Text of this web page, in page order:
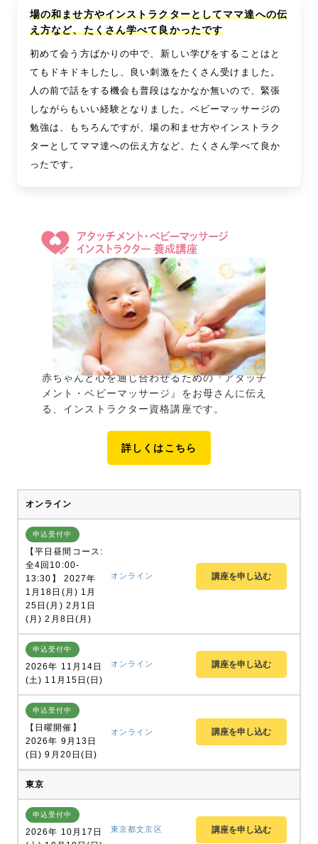
場の和ませ方やインストラクターとしてママ達への伝
え方など、たくさん学べて良かったです
初めて会う方ばかりの中で、新しい学びをすることはと
てもドキドキしたし、良い刺激をたくさん受けました。
人の前で話をする機会も普段はなかなか無いので、緊張
しながらもいい経験となりました。ベビーマッサージの
勉強は、もちろんですが、場の和ませ方やインストラク
ターとしてママ達への伝え方など、たくさん学べて良か
ったです。
赤ちゃんと心を通じ合わせるための『アタッチ
メント・ベビーマッサージ』をお母さんに伝え
る、インストラクター資格講座です。
詳しくはこちら
オンライン
申込受付中
【平日昼間コース:
全4回10:00-
13:30】 2027年
1月18日(月) 1月
25日(月) 2月1日
(月) 2月8日(月)
オンライン
申込受付中
2026年 11月14日
(土) 11月15日(日)
オンライン
申込受付中
【日曜開催】
2026年 9月13日
(日) 9月20日(日)
オンライン
東京
申込受付中
2026年 10月17日
東京都文京区